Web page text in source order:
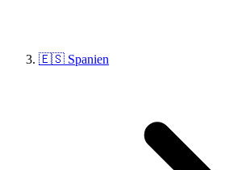
🇪🇸 Spanien